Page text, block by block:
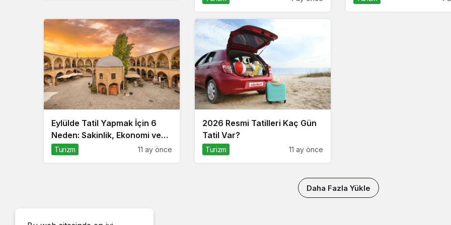
Eylülde Tatil Yapmak İçin 6
Neden: Sakinlik, Ekonomi ve
Keyif Bir Arada
Turizm 11 ay önce
2026 Resmi Tatilleri Kaç Gün
Tatil Var?
Turizm 11 ay önce
Daha Fazla Yükle